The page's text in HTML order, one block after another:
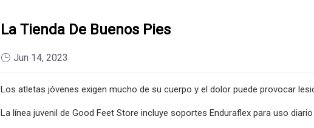
La Tienda De Buenos Pies
Jun 14, 2023
Los atletas jóvenes exigen mucho de su cuerpo y el dolor puede provocar
La línea juvenil de Good Feet Store incluye soportes Enduraflex para uso